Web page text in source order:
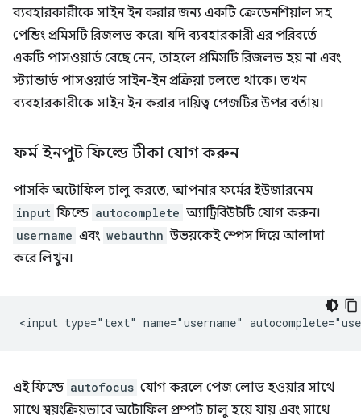
ব্যবহারকারীকে সাইন ইন করার জন্য একটি ক্রেডেনশিয়াল সহ
পেন্ডিং প্রমিসটি রিজলভ করে। যদি ব্যবহারকারী এর পরিবর্তে
একটি পাসওয়ার্ড বেছে নেন, তাহলে প্রমিসটি রিজলভ হয় না এবং
স্ট্যান্ডার্ড পাসওয়ার্ড সাইন-ইন প্রক্রিয়া চলতে থাকে। তখন
ব্যবহারকারীকে সাইন ইন করার দায়িত্ব পেজটির উপর বর্তায়।
ফর্ম ইনপুট ফিল্ডে টীকা যোগ করুন
পাসকি অটোফিল চালু করতে, আপনার ফর্মের ইউজারনেম
input ফিল্ডে autocomplete অ্যাট্রিবিউটটি যোগ করুন।
username এবং webauthn উভয়কেই স্পেস দিয়ে আলাদা
করে লিখুন।
এই ফিল্ডে autofocus যোগ করলে পেজ লোড হওয়ার সাথে
সাথে স্বয়ংক্রিয়ভাবে অটোফিল প্রম্পট চালু হয়ে যায় এবং সাথে